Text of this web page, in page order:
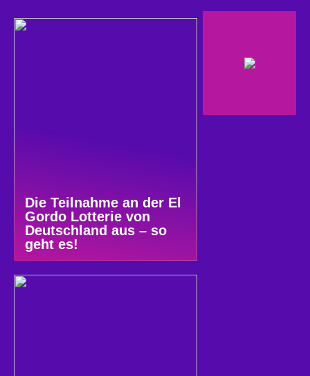
Die Teilnahme an der El
Gordo Lotterie von
Deutschland aus – so
geht es!